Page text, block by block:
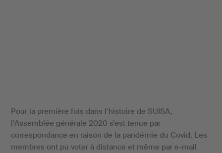
Pour la première fois dans l’histoire de SUISA,
l’Assemblée générale 2020 s’est tenue par
correspondance en raison de la pandémie du Covid. Les
membres ont pu voter à distance et même par e-mail